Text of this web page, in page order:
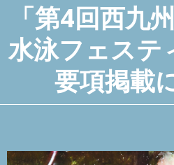
キ
ッ
プ
「第4回西九
水泳フェステ
要項掲載